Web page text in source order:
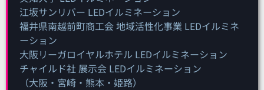
江坂サンリバー LEDイルミネーション
福井県南越前町商工会 地域活性化事業 LEDイルミネ
ーション
大阪リーガロイヤルホテル LEDイルミネーション
チャイルド社 展示会 LEDイルミネーション
（大阪・宮崎・熊本・姫路）